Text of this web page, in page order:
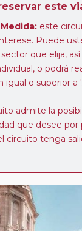
este
este
Puede
que elija,
o podrá
igual o superior a
admite la
que desee
circuito tenga
del mismo